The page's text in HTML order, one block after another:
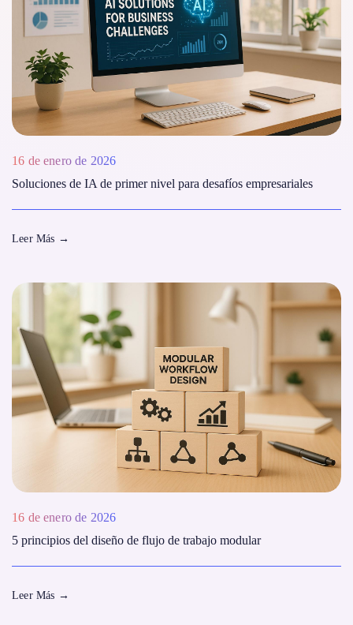
16 de enero de 2026
Soluciones de IA de primer nivel para desafíos empresariales
Leer Más →
16 de enero de 2026
5 principios del diseño de flujo de trabajo modular
Leer Más →